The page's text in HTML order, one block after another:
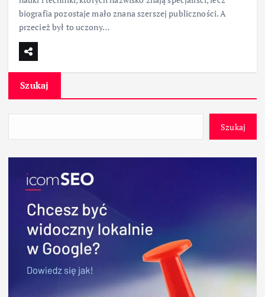
biografia pozostaje mało znana szerszej publiczności. A
przecież był to uczony…
Szukaj
Szukaj